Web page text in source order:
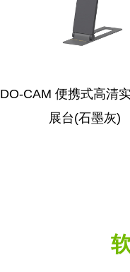
DO-CAM 便携式高清
展台(石墨灰)